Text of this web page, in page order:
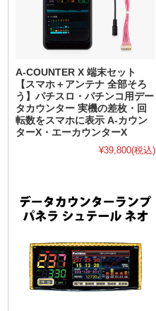
A-COUNTER X 端末セット
【スマホ＋アンテナ 全部そろ
う】パチスロ・パチンコ用デー
タカウンター 実機の差枚・回
転数をスマホに表示 A-カウン
ターX・エーカウンターX
¥39,800(税込)